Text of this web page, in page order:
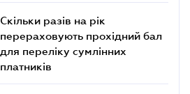
Скільки разів на рік
перераховують прохідний бал
для переліку сумлінних
платників